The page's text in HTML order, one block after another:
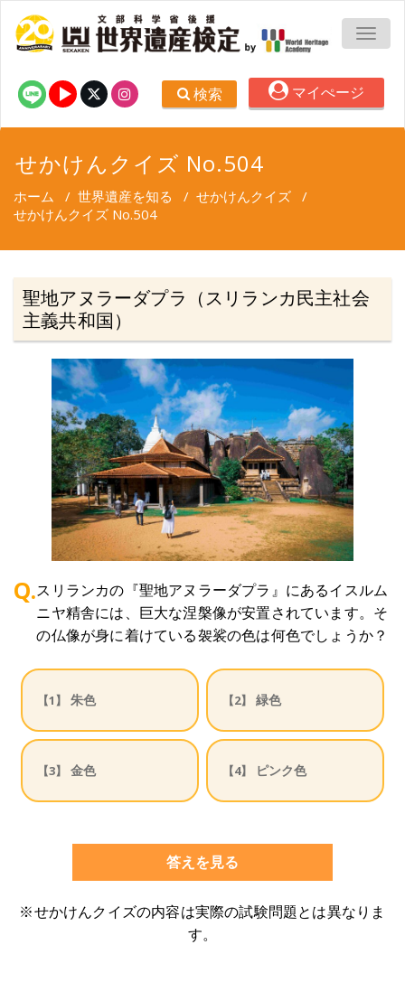
検索 マイぺージ
せかけんクイズ No.504
ホーム / 世界遺産を知る / せかけんクイズ /
せかけんクイズ No.504
聖地アヌラーダプラ（スリランカ民主社会
主義共和国）
Q.スリランカの『聖地アヌラーダプラ』にあるイスルム
ニヤ精舎には、巨大な涅槃像が安置されています。そ
の仏像が身に着けている袈裟の色は何色でしょうか？
【1】 朱色 【2】 緑色
【3】 金色 【4】 ピンク色
答えを見る
※せかけんクイズの内容は実際の試験問題とは異なりま
す。